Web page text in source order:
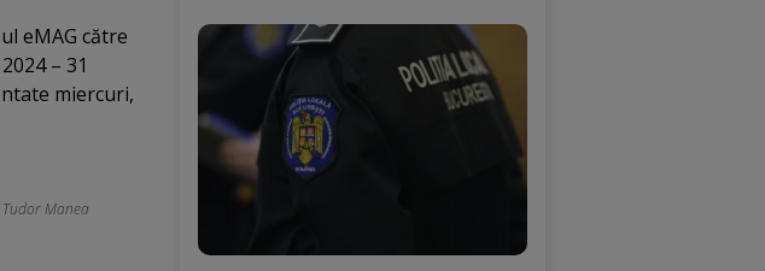
eMAG către
– 31
miercuri,
Tudor Manea